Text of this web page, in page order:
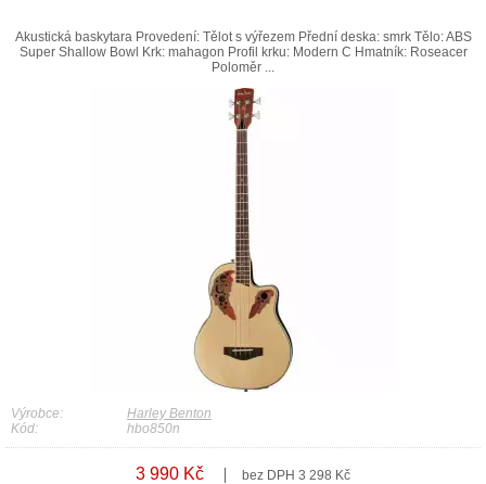
Akustická baskytara Provedení: Tělot s výřezem Přední deska: smrk Tělo: ABS
Super Shallow Bowl Krk: mahagon Profil krku: Modern C Hmatník: Roseacer
Poloměr ...
Výrobce:
Harley Benton
Kód:
hbo850n
3 990 Kč bez DPH 3 298 Kč